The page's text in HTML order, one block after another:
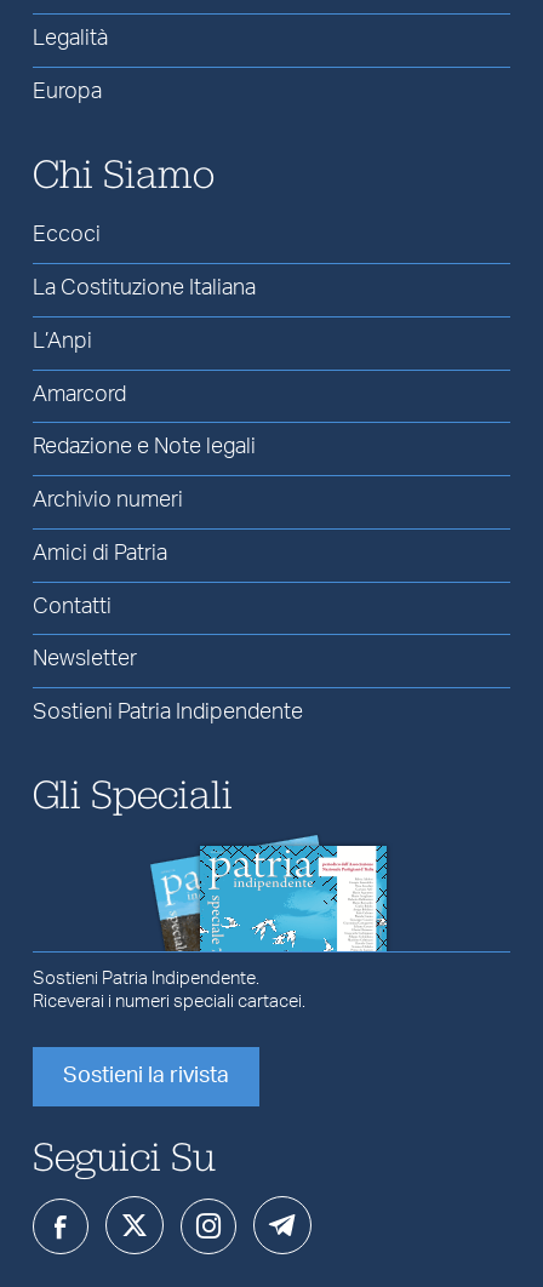
Legalità
Europa
Chi Siamo
Eccoci
La Costituzione Italiana
L’Anpi
Amarcord
Redazione e Note legali
Archivio numeri
Amici di Patria
Contatti
Newsletter
Sostieni Patria Indipendente
Gli Speciali
Sostieni Patria Indipendente.
Riceverai i numeri speciali cartacei.
Sostieni la rivista
Seguici Su